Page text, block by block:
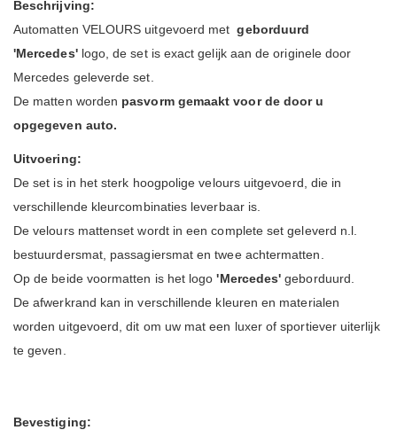
Beschrijving:
Automatten VELOURS uitgevoerd metgeborduurd
'Mercedes' logo, de set is exact gelijk aan de originele door
Mercedes geleverde set.
De matten worden pasvorm gemaakt voor de door u
opgegeven auto.
Uitvoering:
De set is in het sterk hoogpolige velours uitgevoerd, die in
verschillende kleurcombinaties leverbaar is.
De velours mattenset wordt in een complete set geleverd n.l.
bestuurdersmat, passagiersmat en twee achtermatten.
Op de beide voormatten is het logo'Mercedes'geborduurd.
De afwerkrand kan in verschillende kleuren en materialen
worden uitgevoerd, dit om uw mat een luxer of sportiever uiterlijk
te geven.
Bevestiging: